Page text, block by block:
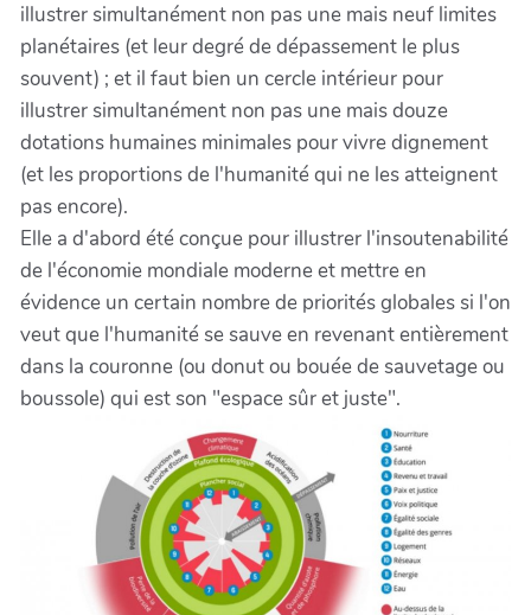
illustrer simultanément non pas une mais neuf limites
planétaires (et leur degré de dépassement le plus
souvent) ; et il faut bien un cercle intérieur pour
illustrer simultanément non pas une mais douze
dotations humaines minimales pour vivre dignement
(et les proportions de l'humanité qui ne les atteignent
pas encore).
Elle a d'abord été conçue pour illustrer l'insoutenabilité
de l'économie mondiale moderne et mettre en
évidence un certain nombre de priorités globales si l'on
veut que l'humanité se sauve en revenant entièrement
dans la couronne (ou donut ou bouée de sauvetage ou
boussole) qui est son "espace sûr et juste".